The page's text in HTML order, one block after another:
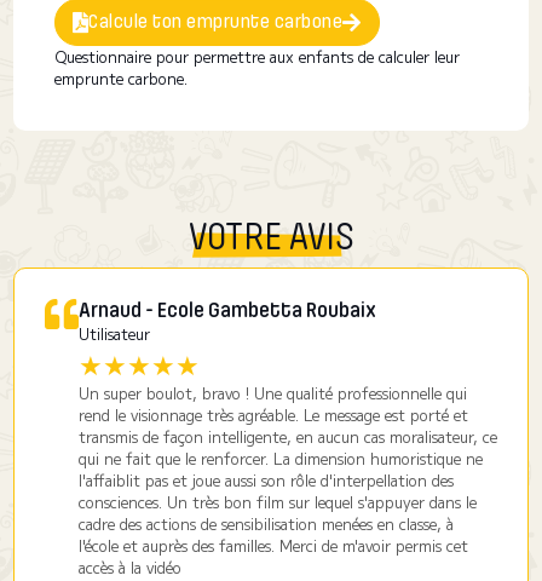
Calcule ton emprunte carbone
Questionnaire pour permettre aux enfants de calculer leur
emprunte carbone.
VOTRE AVIS
Arnaud - Ecole Gambetta Roubaix
Utilisateur
★★★★★
Un super boulot, bravo ! Une qualité professionnelle qui
rend le visionnage très agréable. Le message est porté et
transmis de façon intelligente, en aucun cas moralisateur, ce
qui ne fait que le renforcer. La dimension humoristique ne
l'affaiblit pas et joue aussi son rôle d'interpellation des
consciences. Un très bon film sur lequel s'appuyer dans le
cadre des actions de sensibilisation menées en classe, à
l'école et auprès des familles. Merci de m'avoir permis cet
accès à la vidéo